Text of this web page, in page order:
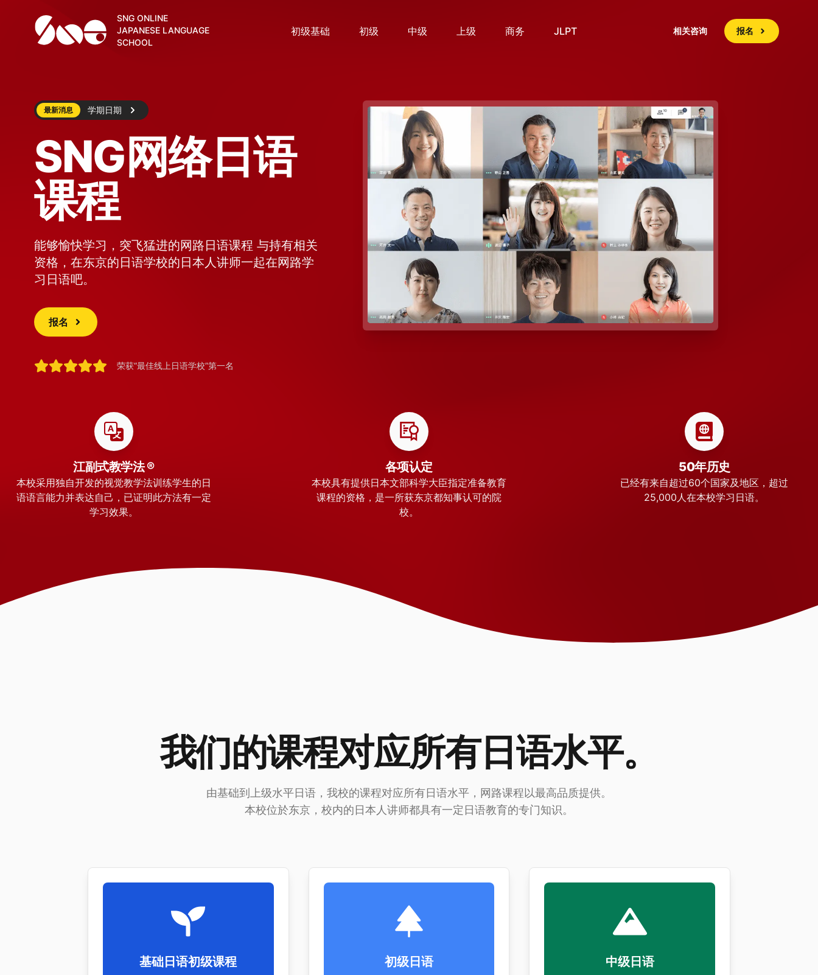
SNG ONLINE
JAPANESE LANGUAGE
SCHOOL
初级基础 初级 中级 上级 商务 JLPT 相关咨询 报名
最新消息 学期日期
SNG网络日语
课程
能够愉快学习，突飞猛进的网路日语课程 与持有相关
资格，在东京的日语学校的日本人讲师一起在网路学
习日语吧。
报名
荣获“最佳线上日语学校”第一名
江副式教学法 ®
本校采用独自开发的视觉教学法训练学生的日
语语言能力并表达自己，已证明此方法有一定
学习效果。
各项认定
本校具有提供日本文部科学大臣指定准备教育
课程的资格，是一所获东京都知事认可的院
校。
50年历史
已经有来自超过60个国家及地区，超过
25,000人在本校学习日语。
我们的课程对应所有日语水平。
由基础到上级水平日语，我校的课程对应所有日语水平，网路课程以最高品质提供。
本校位於东京，校内的日本人讲师都具有一定日语教育的专门知识。
基础日语初级课程 初级日语 中级日语